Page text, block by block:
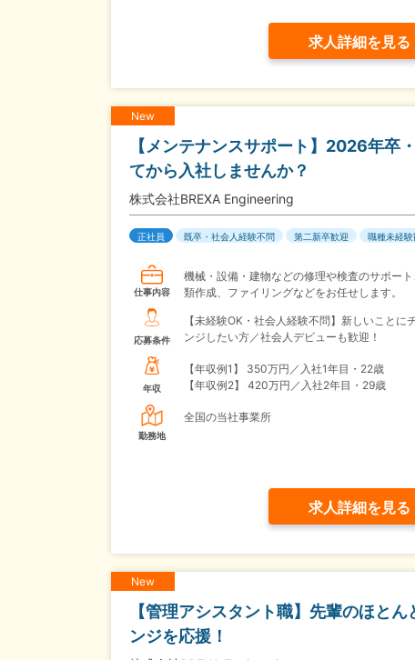
求人詳細を見る
New
【メンテナンスサポート】2026年卒
てから入社しませんか？
株式会社BREXA Engineering
正社員 既卒・社会人経験不問 第二新卒歓迎 職種未経験
仕事内容
機械・設備・建物などの修理や検査のサポー
類作成、ファイリングなどをお任せします。
応募条件
【未経験OK・社会人経験不問】新しいことに
ンジしたい方／社会人デビューも歓迎！
年収
【年収例1】
350万円／入社1年目・22歳
【年収例2】
420万円／入社2年目・29歳
勤務地
全国の当社事業所
求人詳細を見る
New
【管理アシスタント職】先輩のほと
ンジを応援！